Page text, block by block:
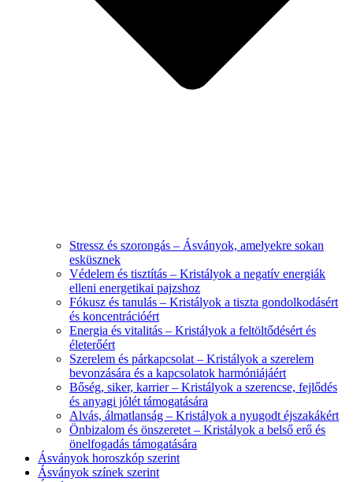
Stressz és szorongás – Ásványok, amelyekre sokan
esküsznek
Védelem és tisztítás – Kristályok a negatív energiák
elleni energetikai pajzshoz
Fókusz és tanulás – Kristályok a tiszta gondolkodásért
és koncentrációért
Energia és vitalitás – Kristályok a feltöltődésért és
életerőért
Szerelem és párkapcsolat – Kristályok a szerelem
bevonzására és a kapcsolatok harmóniájáért
Bőség, siker, karrier – Kristályok a szerencse, fejlődés
és anyagi jólét támogatására
Alvás, álmatlanság – Kristályok a nyugodt éjszakákért
Önbizalom és önszeretet – Kristályok a belső erő és
önelfogadás támogatására
Ásványok horoszkóp szerint
Ásványok színek szerint